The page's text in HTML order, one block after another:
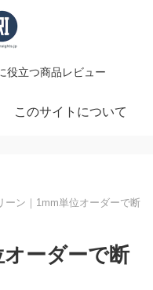
役立つ商品レビュー
このサイトについて
ーン｜1mm単位オーダーで断
ーダーで断